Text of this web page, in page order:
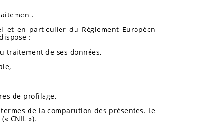
et en particulier du Règlement Européen
:
traitement de ses données,
de profilage,
de la comparution des présentes. Le
CNIL »).